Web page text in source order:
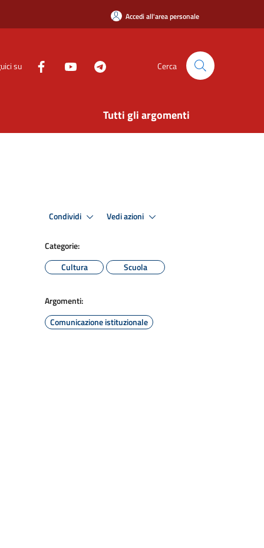
Accedi all'area personale
su Cerca
Tutti gli argomenti
Condividi Vedi azioni
Categorie:
Cultura
Scuola
Argomenti:
Comunicazione istituzionale